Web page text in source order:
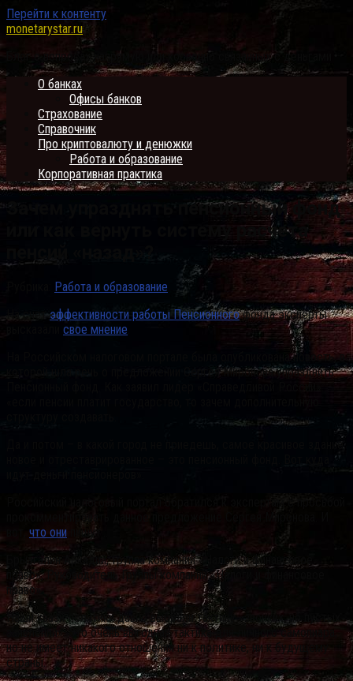
Перейти к контенту
monetarystar.ru
Блог о вопросах напрямую или косвенно связанных с деньгами
О банках
Офисы банков
Страхование
Справочник
Про криптовалюту и денюжки
Работа и образование
Корпоративная практика
Зачем упразднять пенсионный фонд
или как вернуть систему расчета
Работа и образование
На счетэффективности работы Пенсионногофонда эксперты
свое мнение
На Российском налоговом портале была опубликована новость, в
которой шла речь о предложении Сергея Миронова упразднить
Да и потом – в какой город не приедешь, самое красивое здание,
Российский налоговый портал обратился к экспертам с просьбой
прокомментировать данное предложение Сергея Миронова. И
что они пишут…
Брызгалин Аркадий, Группа компаний «Налоги и финансовое
право», Руководитель Группы компаний «Налоги и финансовое
право»
Наши квази-политики давно выбрали тактику «звонких, но пустых
заявлений». Это очень выгодная тактика для личного самопиара,
но не имеет никакого отношения ни к политике, ни к будущему
страны.